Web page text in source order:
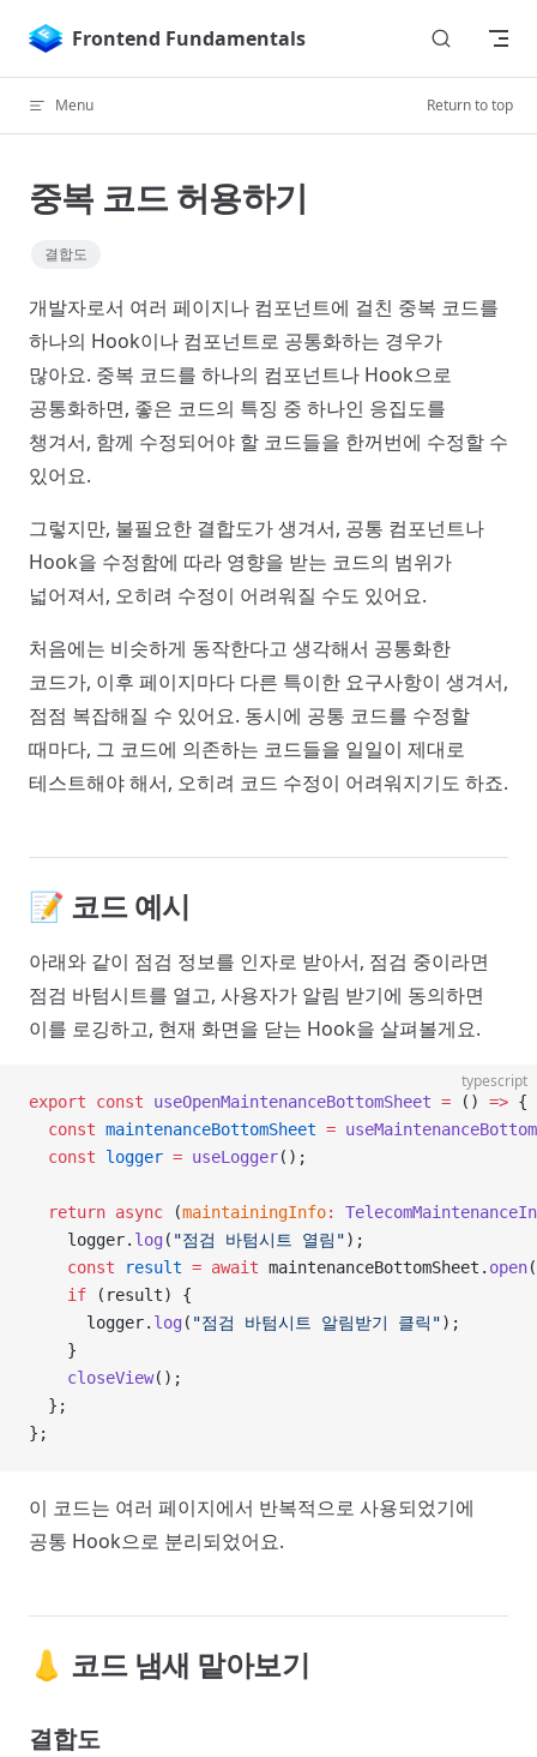
Skip to content
Frontend Fundamentals
Menu Return to top
중복 코드 허용하기
결합도
개발자로서 여러 페이지나 컴포넌트에 걸친 중복 코드를
하나의 Hook이나 컴포넌트로 공통화하는 경우가
많아요. 중복 코드를 하나의 컴포넌트나 Hook으로
공통화하면, 좋은 코드의 특징 중 하나인 응집도를
챙겨서, 함께 수정되어야 할 코드들을 한꺼번에 수정할 수
있어요.
그렇지만, 불필요한 결합도가 생겨서, 공통 컴포넌트나
Hook을 수정함에 따라 영향을 받는 코드의 범위가
넓어져서, 오히려 수정이 어려워질 수도 있어요.
처음에는 비슷하게 동작한다고 생각해서 공통화한
코드가, 이후 페이지마다 다른 특이한 요구사항이 생겨서,
점점 복잡해질 수 있어요. 동시에 공통 코드를 수정할
때마다, 그 코드에 의존하는 코드들을 일일이 제대로
테스트해야 해서, 오히려 코드 수정이 어려워지기도 하죠.
📝 코드 예시
아래와 같이 점검 정보를 인자로 받아서, 점검 중이라면
점검 바텀시트를 열고, 사용자가 알림 받기에 동의하면
이를 로깅하고, 현재 화면을 닫는 Hook을 살펴볼게요.
typescript
export const useOpenMaintenanceBottomSheet = () => {
  const
maintenanceBottomSheet =
  const
logger = useLogger();
  return
async (maintainingInfo:
    logger.
log ( "점검 바텀시트 열림");
    const
result = await maintenanceBottomSheet. open
    if
(result) {
      logger.
log ( "점검 바텀시트 알림받기 클릭");
    }
    closeView
();
  };
};
이 코드는 여러 페이지에서 반복적으로 사용되었기에
공통 Hook으로 분리되었어요.
👃 코드 냄새 맡아보기
결합도